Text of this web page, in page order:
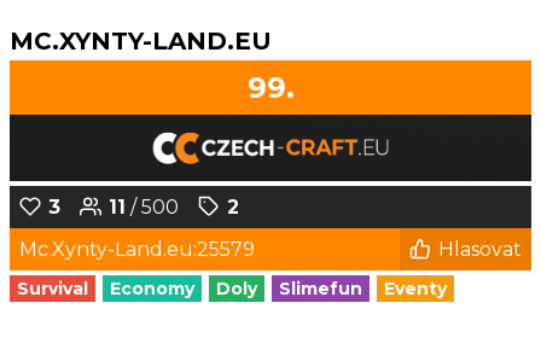
MC.XYNTY-LAND.EU
99.
3 11 / 500
2
Mc.Xynty-Land.eu:25579
Hlasovat
Survival Economy Doly Slimefun Eventy